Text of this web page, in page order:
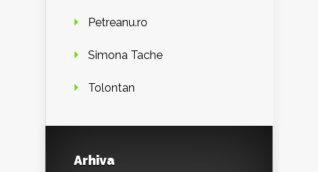
Petreanu.ro
Simona Tache
Tolontan
Arhiva